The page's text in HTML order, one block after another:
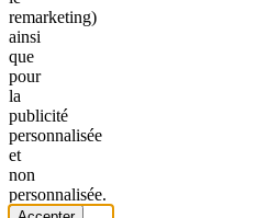
remarketing)
ainsi
que
pour
la
publicité
personnalisée
et
non
personnalisée.